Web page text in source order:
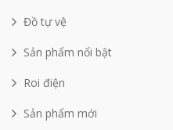
Đồ tự vệ
Sản phẩm nổi bật
Roi điện
Sản phẩm mới